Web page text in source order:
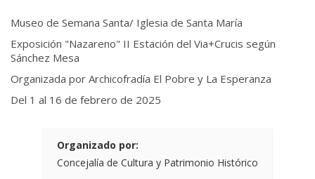
Museo de Semana Santa/ Iglesia de Santa María
Exposición "Nazareno" II Estación del Via+Crucis según
Sánchez Mesa
Organizada por Archicofradía El Pobre y La Esperanza
Del 1 al 16 de febrero de 2025
Organizado por:
Concejalía de Cultura y Patrimonio Histórico